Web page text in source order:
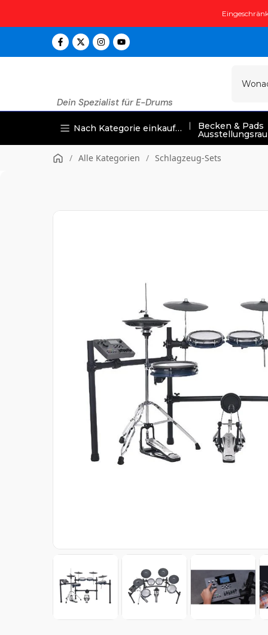
Inhalt
Dein Spezialist für E-Drums
Nach Kategorie einkaufen Becken & Pads
/ Alle Kategorien / Schlagzeug-Sets